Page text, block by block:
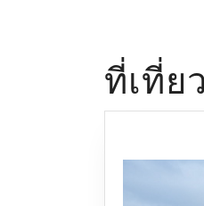
ที่เที่ย